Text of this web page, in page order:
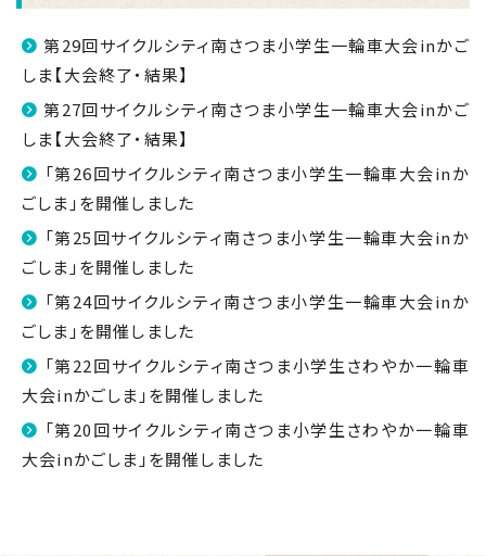
第29回サイクルシティ南さつま小学生一輪車大会inかご
しま【大会終了・結果】
第27回サイクルシティ南さつま小学生一輪車大会inかご
しま【大会終了・結果】
「第26回サイクルシティ南さつま小学生一輪車大会inか
ごしま」を開催しました
「第25回サイクルシティ南さつま小学生一輪車大会inか
ごしま」を開催しました
「第24回サイクルシティ南さつま小学生一輪車大会inか
ごしま」を開催しました
「第22回サイクルシティ南さつま小学生さわやか一輪車
大会inかごしま」を開催しました
「第20回サイクルシティ南さつま小学生さわやか一輪車
大会inかごしま」を開催しました